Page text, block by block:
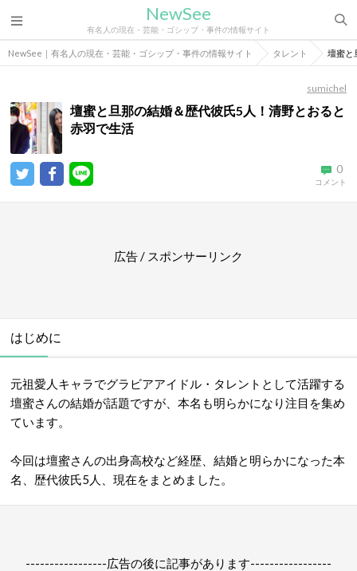
NewSee
有名人の現在・芸能・ゴシップ・事件の情報サイト
NewSee｜有名人の現在・芸能・ゴシップ・事件の情報サイト タレント 壇蜜と
sumichel
壇蜜と旦那の結婚＆歴代彼氏5人！清野とおると
赤羽で生活
0
コメント
広告 / スポンサーリンク
はじめに
元祖愛人キャラでグラビアアイドル・タレントとして活躍する
壇蜜さんの結婚が話題ですが、本名も明らかになり注目を集め
ています。
今回は壇蜜さんの出身高校など経歴、結婚と明らかになった本
名、歴代彼氏5人、現在をまとめました。
-----------------広告の後に記事があります-----------------